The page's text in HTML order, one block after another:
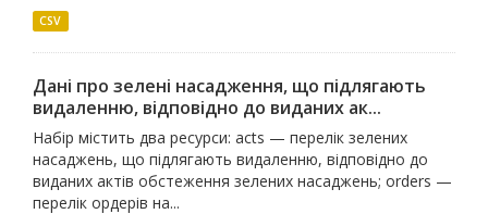
CSV
Дані про зелені насадження, що підлягають
видаленню, відповідно до виданих ак...
Набір містить два ресурси: acts — перелік зелених
насаджень, що підлягають видаленню, відповідно до
виданих актів обстеження зелених насаджень; orders —
перелік ордерів на...